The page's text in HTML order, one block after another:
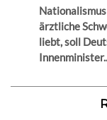
ärztliche
liebt, soll